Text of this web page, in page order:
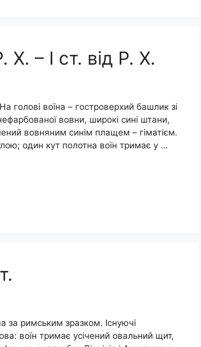
Х. – І ст. від Р. Х.
голові воїна – гостроверхий башлик зі
вовни, широкі сині штани,
вовняним синім плащем – гіматієм.
один кут полотна воїн тримає у …
за римським зразком. Існуючі
воїн тримає усічений овальний щит,